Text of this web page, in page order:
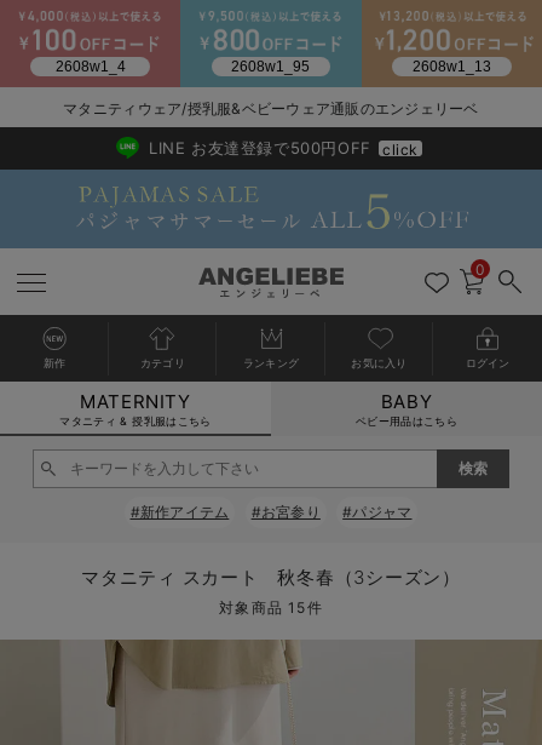
マタニティウェア全て
マタニティ ワンピース
マタニティ トップス
マタニティ アウター（コート）・ママコート
マタニティ 下着・インナー全て
授乳ブラ・マタニティブラ（マタニティインナー・産後用品）
マタニティ 授乳 キャミソール
産褥ショーツ
授乳服全て
マタニティ フォーマル全て
マタニティ スーツ
マタニティ ドレス（結婚式・お呼ばれ）
マタニティ フォーマル パンツ・ボトムス
授乳用品全て
妊婦用 抱き枕・授乳クッション
マタニティレッグウェア全て
マタニティストッキング・タイツ
マタニティ ボディケア全て
アウトレット全て
【アウトレット】ワンピース
【アウトレット】パジャマ
【アウトレット】インナー
特集全て
コットン素材
再入荷全て
再入荷｜インナー
戻る
送料無料アイテム全て
ワンピース
パジャマ
戻る
ブラキャミ おまとめ
戻る
【37周年祭セール】
【37周年祭セール】
戻る
気温差別オススメア
【15℃】3月下旬～
戻る
動きやすく着回しで
戻る
強撚スムース(コスパ
戻る
マタニティウェア
【おまとめ割】パジ
戻る
こだわりの履き心地
カジュアル
戻る
ジャケット派
ツィード派
戻る
出産準備応援割全て
マタニティパジャマ
戻る
【オフィスカジュア
戻る
レギンスタイプ
戻る
【フォーマル】ワン
戻る
【ベビー】長袖
戻る
ハンカチ
戻る
快適ウェア10%OFF
戻る
春のマタニティワン
セットアップ・ レイ
ワーク・オフィス
戻る
Gift Selection 出産
〜3,000円（税込）
女の子におススメの
戻る
冬の冷え対策インナ
薄くてあったか
レギンス・タイツ
戻る
入院準備の持ち物チ
入院してすぐ使うグ
戻る
冬のあったか特集全て
【冬のあったか特集
マタニティウェア/授乳服&ベビーウェア通販のエンジェリーベ
2026/NewArrival
送料495円(一部地域を除く) 7,700円以上で送料無料
LINE お友達登録で500円OFF click
0
新作 カテゴリ ランキング お気に入り ログイン
MATERNITY
マタニティ & 授乳服はこちら
BABY
ベビー用品はこちら
#新作アイテム #お宮参り #パジャマ
マタニティ スカート 秋冬春（3シーズン）
対象商品 15件
カートに入れる
閉じる